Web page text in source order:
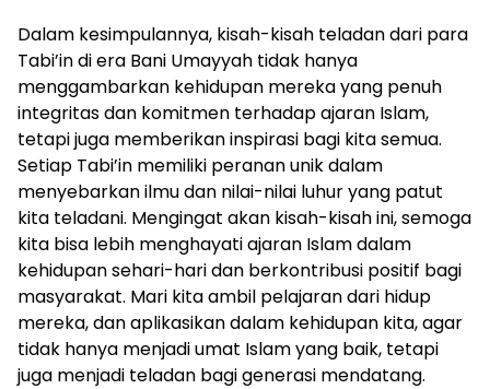
Dalam kesimpulannya, kisah-kisah teladan dari para
Tabi’in di era Bani Umayyah tidak hanya
menggambarkan kehidupan mereka yang penuh
integritas dan komitmen terhadap ajaran Islam,
tetapi juga memberikan inspirasi bagi kita semua.
Setiap Tabi’in memiliki peranan unik dalam
menyebarkan ilmu dan nilai-nilai luhur yang patut
kita teladani. Mengingat akan kisah-kisah ini, semoga
kita bisa lebih menghayati ajaran Islam dalam
kehidupan sehari-hari dan berkontribusi positif bagi
masyarakat. Mari kita ambil pelajaran dari hidup
mereka, dan aplikasikan dalam kehidupan kita, agar
tidak hanya menjadi umat Islam yang baik, tetapi
juga menjadi teladan bagi generasi mendatang.